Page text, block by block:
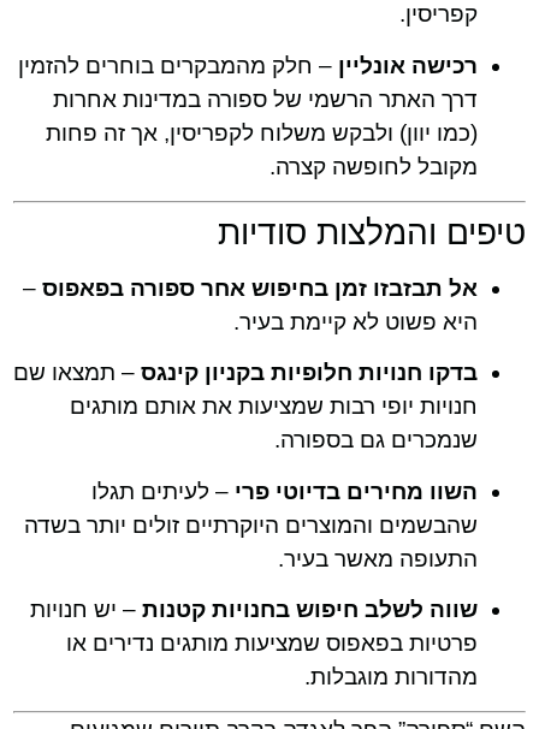
קפריסין.
רכישה אונליין – חלק מהמבקרים בוחרים להזמין
דרך האתר הרשמי של ספורה במדינות אחרות
(כמו יוון) ולבקש משלוח לקפריסין, אך זה פחות
מקובל לחופשה קצרה.
טיפים והמלצות סודיות
אל תבזבזו זמן בחיפוש אחר ספורה בפאפוס –
היא פשוט לא קיימת בעיר.
בדקו חנויות חלופיות בקניון קינגס – תמצאו שם
חנויות יופי רבות שמציעות את אותם מותגים
שנמכרים גם בספורה.
השוו מחירים בדיוטי פרי – לעיתים תגלו
שהבשמים והמוצרים היוקרתיים זולים יותר בשדה
התעופה מאשר בעיר.
שווה לשלב חיפוש בחנויות קטנות – יש חנויות
פרטיות בפאפוס שמציעות מותגים נדירים או
מהדורות מוגבלות.